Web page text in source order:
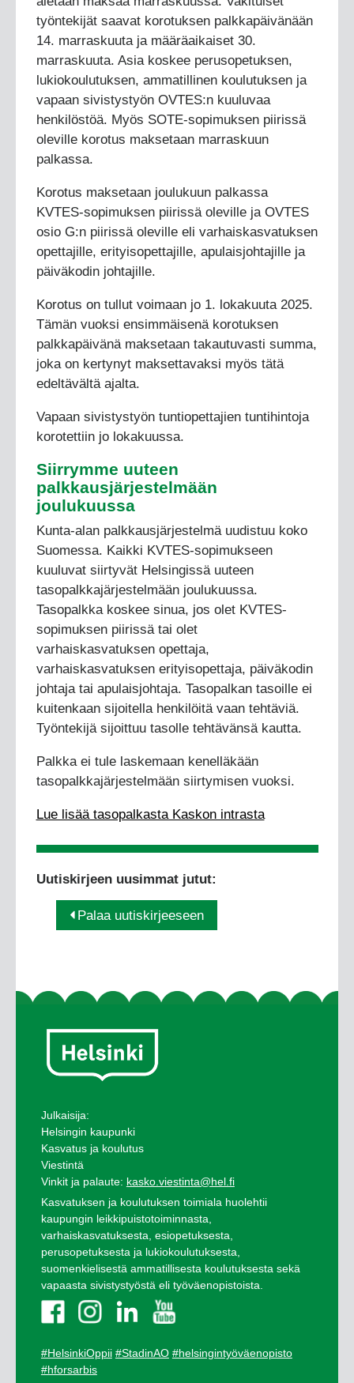
työntekijät saavat korotuksen palkkapäivänään
14. marraskuuta ja määräaikaiset 30.
marraskuuta. Asia koskee perusopetuksen,
lukiokoulutuksen, ammatillinen koulutuksen ja
vapaan sivistystyön OVTES:n kuuluvaa
henkilöstöä. Myös SOTE-sopimuksen piirissä
oleville korotus maksetaan marraskuun
palkassa.
Korotus maksetaan joulukuun palkassa
KVTES-sopimuksen piirissä oleville ja OVTES
osio G:n piirissä oleville eli varhaiskasvatuksen
opettajille, erityisopettajille, apulaisjohtajille ja
päiväkodin johtajille.
Korotus on tullut voimaan jo 1. lokakuuta 2025.
Tämän vuoksi ensimmäisenä korotuksen
palkkapäivänä maksetaan takautuvasti summa,
joka on kertynyt maksettavaksi myös tätä
edeltävältä ajalta.
Vapaan sivistystyön tuntiopettajien tuntihintoja
korotettiin jo lokakuussa.
Siirrymme uuteen
palkkausjärjestelmään
joulukuussa
Kunta-alan palkkausjärjestelmä uudistuu koko
Suomessa. Kaikki KVTES-sopimukseen
kuuluvat siirtyvät Helsingissä uuteen
tasopalkkajärjestelmään joulukuussa.
Tasopalkka koskee sinua, jos olet KVTES-
sopimuksen piirissä tai olet
varhaiskasvatuksen opettaja,
varhaiskasvatuksen erityisopettaja, päiväkodin
johtaja tai apulaisjohtaja. Tasopalkan tasoille ei
kuitenkaan sijoitella henkilöitä vaan tehtäviä.
Työntekijä sijoittuu tasolle tehtävänsä kautta.
Palkka ei tule laskemaan kenelläkään
tasopalkkajärjestelmään siirtymisen vuoksi.
Lue lisää tasopalkasta Kaskon intrasta
Uutiskirjeen uusimmat jutut:
Palaa uutiskirjeeseen
Julkaisija:
Helsingin kaupunki
Kasvatus ja koulutus
Viestintä
Vinkit ja palaute: kasko.viestinta@hel.fi
Kasvatuksen ja koulutuksen toimiala huolehtii
kaupungin leikkipuistotoiminnasta,
varhaiskasvatuksesta, esiopetuksesta,
perusopetuksesta ja lukiokoulutuksesta,
suomenkielisestä ammatillisesta koulutuksesta sekä
vapaasta sivistystyöstä eli työväenopistoista.
#HelsinkiOppii #StadinAO #helsingintyöväenopisto
#hforsarbis